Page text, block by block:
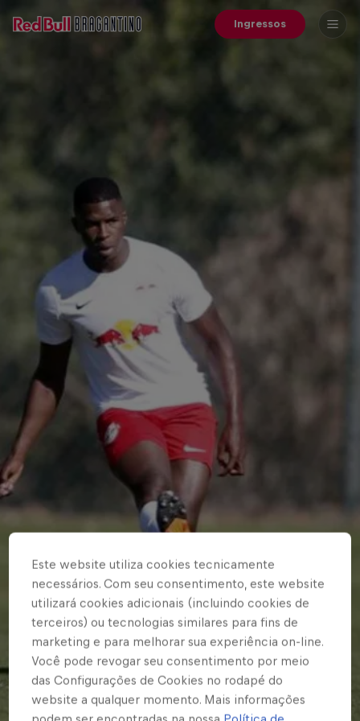
Ingressos
Este website utiliza cookies tecnicamente
necessários. Com seu consentimento, este website
utilizará cookies adicionais (incluindo cookies de
terceiros) ou tecnologias similares para fins de
marketing e para melhorar sua experiência on-line.
Você pode revogar seu consentimento por meio
das Configurações de Cookies no rodapé do
website a qualquer momento. Mais informações